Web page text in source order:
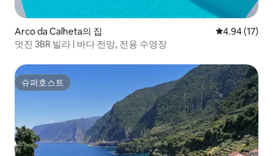
Arco da Calheta의 집 평점 4.94점
4.94 (17)
멋진 3BR 빌라 | 바다 전망, 전용 수영장
슈퍼호스트
슈퍼호스트